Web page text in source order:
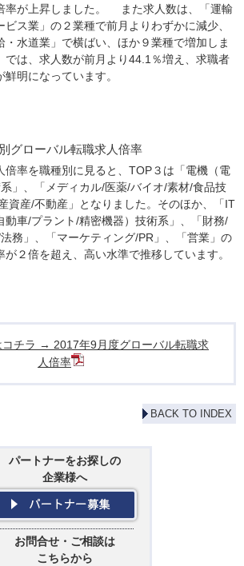
率が上昇しました。 また求人数は、「運輸
ス業」の２業種で前月よりわずかに減少、
・水道業」で横ばい、ほか９業種で増加しま
では、求人数が前月より44.1％増え、求職者
明になっています。
率を職種別に見ると、TOP３は「電機（電
」、「メディカル/医薬/バイオ/素材/食品技
資産/不動産」となりました。そのほか、「IT
動車/プラント/精密機器）技術系」、「財務/
務」、「マーケティング/PR」、「営業」の
が２倍を超え、高い水準で推移しています。
コチラ → 2017年9月度グローバル転職求
人倍率
BACK TO INDEX
パートナーをお探しの
企業様へ
お問合せ・ご相談は
こちらから